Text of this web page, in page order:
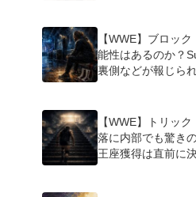
【WWE】ブロッ
能性はあるのか？
裏側などが報じら
【WWE】トリッ
落に内部でも驚き
王座獲得は直前に